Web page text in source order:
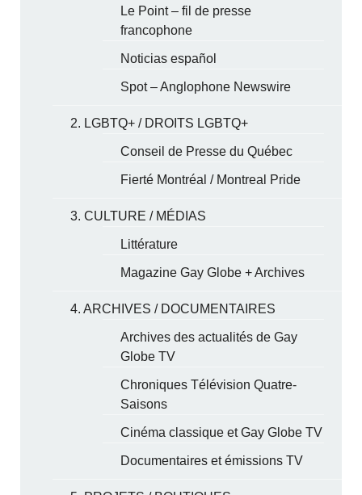
Le Point – fil de presse
francophone
Noticias español
Spot – Anglophone Newswire
2. LGBTQ+ / DROITS LGBTQ+
Conseil de Presse du Québec
Fierté Montréal / Montreal Pride
3. CULTURE / MÉDIAS
Littérature
Magazine Gay Globe + Archives
4. ARCHIVES / DOCUMENTAIRES
Archives des actualités de Gay
Globe TV
Chroniques Télévision Quatre-
Saisons
Cinéma classique et Gay Globe TV
Documentaires et émissions TV